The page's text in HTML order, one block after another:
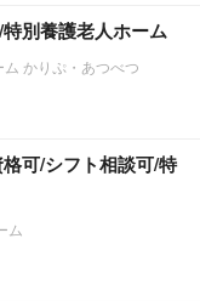
別養護老人ホーム
かりぷ・あつべつ
可/シフト相談可/特
ム